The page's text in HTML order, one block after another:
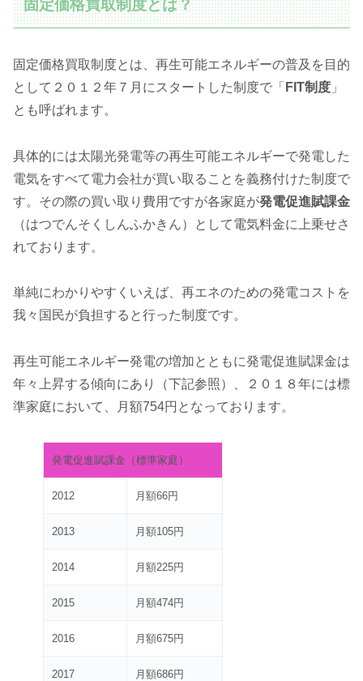
固定価格買取制度とは？
固定価格買取制度とは、再生可能エネルギーの普及を目的
として２０１２年７月にスタートした制度で「 FIT制度 」
とも呼ばれます。
具体的には太陽光発電等の再生可能エネルギーで発電した
電気をすべて電力会社が買い取ることを義務付けた制度で
す。その際の買い取り費用ですが各家庭が発電促進賦課金
（はつでんそくしんふかきん）として電気料金に上乗せさ
れております。
単純にわかりやすくいえば、再エネのための発電コストを
我々国民が負担すると行った制度です。
再生可能エネルギー発電の増加とともに発電促進賦課金は
年々上昇する傾向にあり（下記参照）、２０１８年には標
準家庭において、月額754円となっております。
発電促進賦課金（標準家庭）
2012 月額66円
2013 月額105円
2014 月額225円
2015 月額474円
2016 月額675円
2017 月額686円